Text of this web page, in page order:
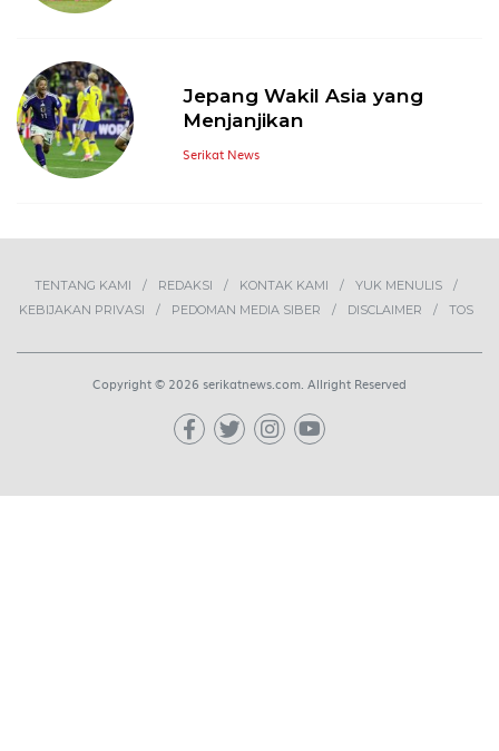
Jepang Wakil Asia yang
Menjanjikan
Serikat News
TENTANG KAMI REDAKSI KONTAK KAMI
YUK MENULIS
KEBIJAKAN PRIVASI
PEDOMAN MEDIA SIBER DISCLAIMER TOS
Copyright © 2026 serikatnews.com. Allright Reserved